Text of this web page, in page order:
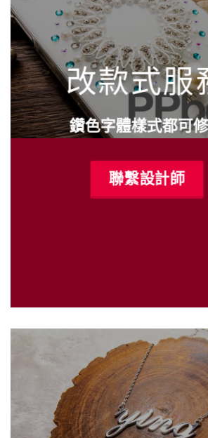
改款式服
鑽色字體樣式都可
聯繫設計師